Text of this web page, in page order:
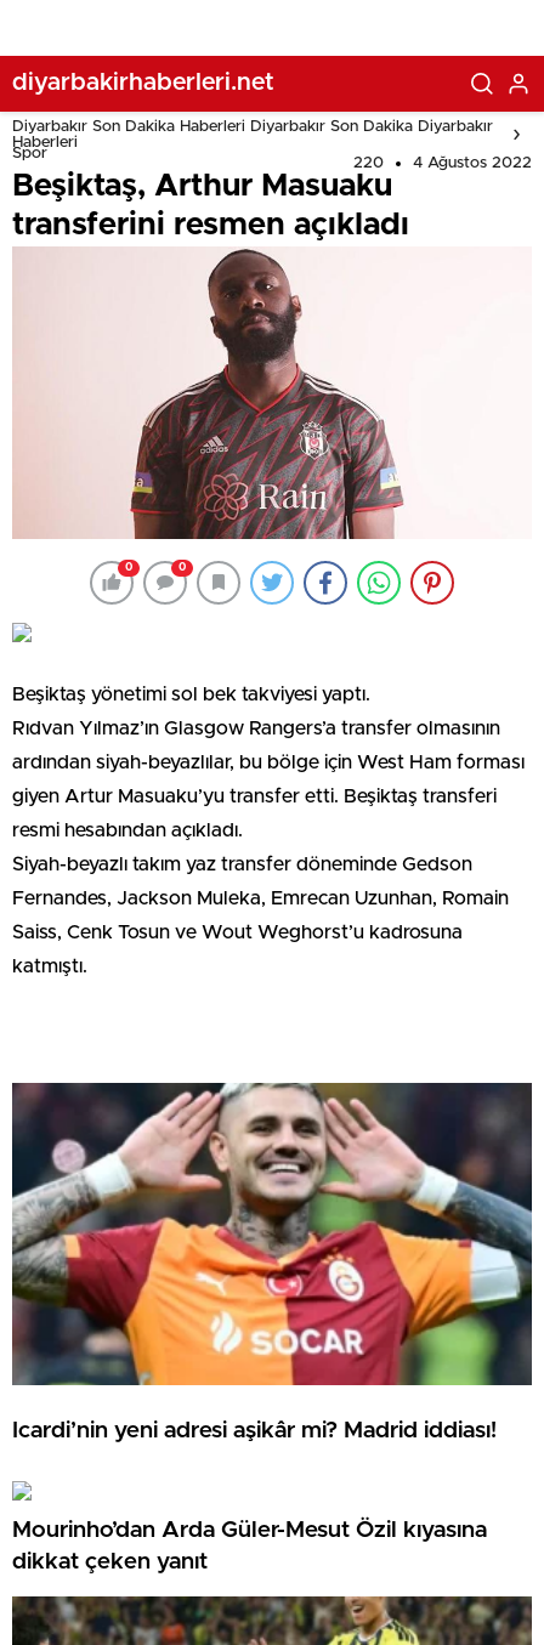
diyarbakirhaberleri.net
Diyarbakır Son Dakika Haberleri Diyarbakır Son Dakika Diyarbakır
Haberleri
Spor
220 4 Ağustos 2022
Beşiktaş, Arthur Masuaku
transferini resmen açıkladı
0 0
Beşiktaş yönetimi sol bek takviyesi yaptı.
Rıdvan Yılmaz’ın Glasgow Rangers’a transfer olmasının
ardından siyah-beyazlılar, bu bölge için West Ham forması
giyen Artur Masuaku’yu transfer etti. Beşiktaş transferi
resmi hesabından açıkladı.
Siyah-beyazlı takım yaz transfer döneminde Gedson
Fernandes, Jackson Muleka, Emrecan Uzunhan, Romain
Saiss, Cenk Tosun ve Wout Weghorst’u kadrosuna
katmıştı.
Icardi’nin yeni adresi aşikâr mi? Madrid iddiası!
Mourinho’dan Arda Güler-Mesut Özil kıyasına
dikkat çeken yanıt